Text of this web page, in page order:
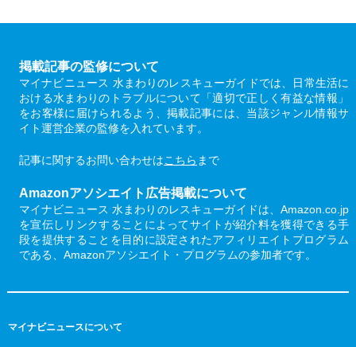
掲載記事の監修について
マイナビニュース 水まわりのレスキューガイドでは、日常生活に
おける水まわりのトラブルについて「適切で正しく有益な情報」
をお客様に届けられるよう、掲載記事には、当該ジャンル情報サ
イト運営企業の監修を入れています。
記事に関するお問い合わせはこちら まで
Amazonアソシエイト広告掲載について
マイナビニュース 水まわりのレスキューガイドは、Amazon.co.jp
を宣伝しリンクすることによってサイトが紹介料を獲得できる手
段を提供することを目的に設定されたアフィリエイトプログラム
である、Amazonアソシエイト・プログラムの参加者です。
マイナビニュースについて